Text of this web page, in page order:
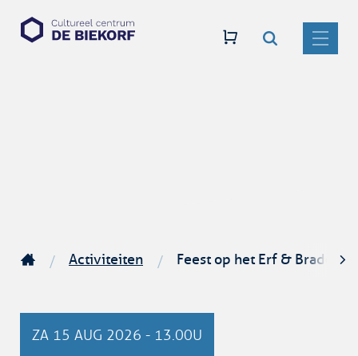
CC
MENU
Activiteiten Feest op het Erf & Braderie
ZA 15 AUG 2026 - 13.00U